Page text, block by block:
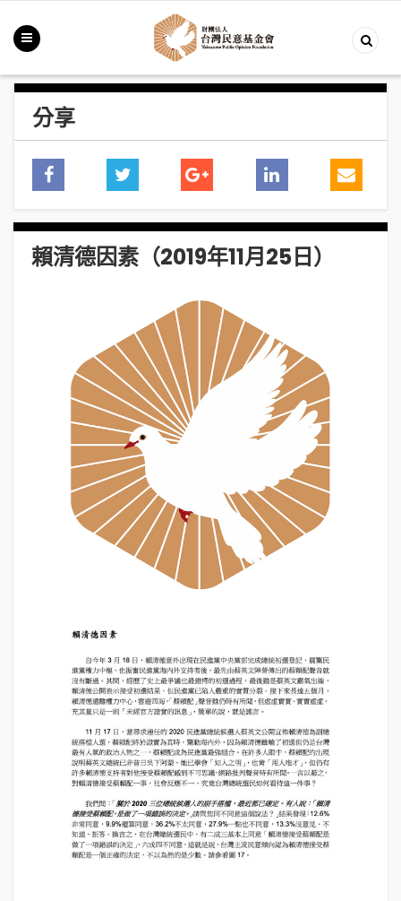
分享
賴清德因素（2019年11月25日）